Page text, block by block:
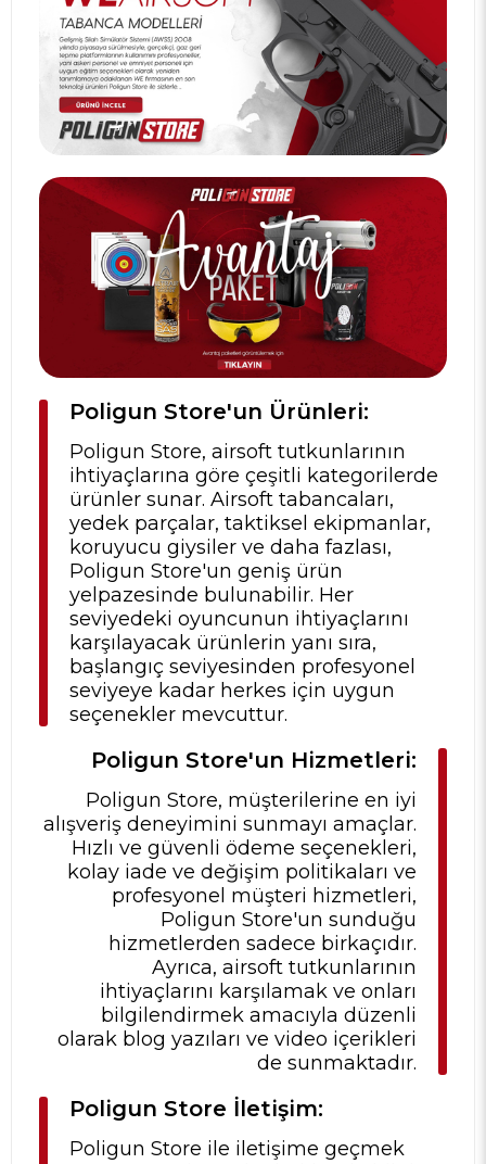
Poligun Store'un Ürünleri:
Poligun Store, airsoft tutkunlarının
ihtiyaçlarına göre çeşitli kategorilerde
ürünler sunar. Airsoft tabancaları,
yedek parçalar, taktiksel ekipmanlar,
koruyucu giysiler ve daha fazlası,
Poligun Store'un geniş ürün
yelpazesinde bulunabilir. Her
seviyedeki oyuncunun ihtiyaçlarını
karşılayacak ürünlerin yanı sıra,
başlangıç seviyesinden profesyonel
seviyeye kadar herkes için uygun
seçenekler mevcuttur.
Poligun Store'un Hizmetleri:
Poligun Store, müşterilerine en iyi
alışveriş deneyimini sunmayı amaçlar.
Hızlı ve güvenli ödeme seçenekleri,
kolay iade ve değişim politikaları ve
profesyonel müşteri hizmetleri,
Poligun Store'un sunduğu
hizmetlerden sadece birkaçıdır.
Ayrıca, airsoft tutkunlarının
ihtiyaçlarını karşılamak ve onları
bilgilendirmek amacıyla düzenli
olarak blog yazıları ve video içerikleri
de sunmaktadır.
Poligun Store İletişim:
Poligun Store ile iletişime geçmek